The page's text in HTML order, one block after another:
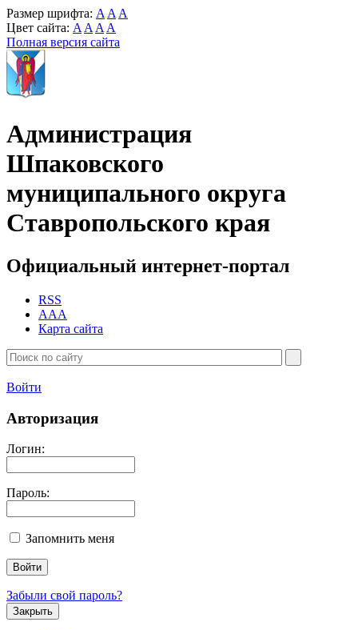
Размер шрифта: A A A
Цвет сайта: A A A A
Полная версия сайта
Администрация
Шпаковского
муниципального округа
Ставропольского края
Официальный интернет-портал
RSS
AAA
Карта сайта
Войти
Авторизация
Логин:
Пароль:
Запомнить меня
Забыли свой пароль?
Закрыть